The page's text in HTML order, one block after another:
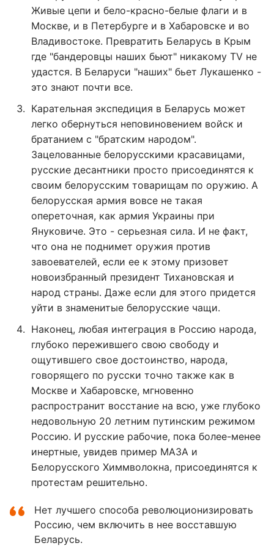
Живые цепи и бело-красно-белые флаги и в
Москве, и в Петербурге и в Хабаровске и во
Владивостоке. Превратить Беларусь в Крым
где "бандеровцы наших бьют" никакому TV не
удастся. В Беларуси "наших" бьет Лукашенко -
это знают почти все.
Карательная экспедиция в Беларусь может
легко обернуться неповиновением войск и
братанием с "братским народом".
Зацелованные белорусскими красавицами,
русские десантники просто присоединятся к
своим белорусским товарищам по оружию. А
белорусская армия вовсе не такая
опереточная, как армия Украины при
Януковиче. Это - серьезная сила. И не факт,
что она не поднимет оружия против
завоевателей, если ее к этому призовет
новоизбранный президент Тихановская и
народ страны. Даже если для этого придется
уйти в знаменитые белорусские чащи.
Наконец, любая интеграция в Россию народа,
глубоко пережившего свою свободу и
ощутившего свое достоинство, народа,
говорящего по русски точно также как в
Москве и Хабаровске, мгновенно
распространит восстание на всю, уже глубоко
недовольную 20 летним путинским режимом
Россию. И русские рабочие, пока более-менее
инертные, увидев пример МАЗА и
Белорусского Химмволокна, присоединятся к
протестам решительно.
Нет лучшего способа революционизировать
Россию, чем включить в нее восставшую
Беларусь.